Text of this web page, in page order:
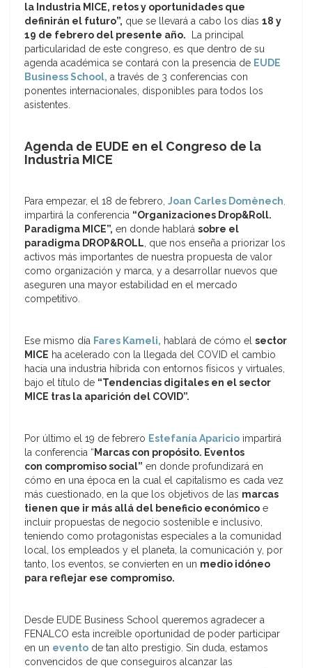
la Industria MICE, retos y oportunidades que
definirán el futuro”, que se llevará a cabo los días 18 y
19 de febrero del presente año. La principal
particularidad de este congreso, es que dentro de su
agenda académica se contará con la presencia de EUDE
Business School, a través de 3 conferencias con
ponentes internacionales, disponibles para todos los
asistentes.
Agenda de EUDE en el Congreso de la
Industria MICE
Para empezar, el 18 de febrero, Joan Carles Domènech
impartirá la conferencia “Organizaciones Drop&Roll.
Paradigma MICE”, en donde hablará sobre el
paradigma DROP&ROLL , que nos enseña a priorizar los
activos más importantes de nuestra propuesta de valor
como organización y marca, y a desarrollar nuevos que
aseguren una mayor estabilidad en el mercado
competitivo.
Ese mismo día Fares Kameli, hablará de cómo el sector
MICE ha acelerado con la llegada del COVID el cambio
hacia una industria híbrida con entornos físicos y virtuales,
bajo el título de “Tendencias digitales en el sector
MICE tras la aparición del COVID”.
Por último el 19 de febrero Estefanía Aparicio impartirá
la conferencia “Marcas con propósito. Eventos
con compromiso social” en donde profundizará en
cómo en una época en la cual el capitalismo es cada vez
más cuestionado, en la que los objetivos de las marcas
tienen que ir más allá del beneficio económico e
incluir propuestas de negocio sostenible e inclusivo,
teniendo como protagonistas especiales a la comunidad
local, los empleados y el planeta, la comunicación y, por
tanto, los eventos, se convierten en un medio idóneo
para reflejar ese compromiso.
Desde EUDE Business School queremos agradecer a
FENALCO esta increíble oportunidad de poder participar
en un evento de tan alto prestigio. Sin duda, estamos
convencidos de que conseguiros alcanzar las